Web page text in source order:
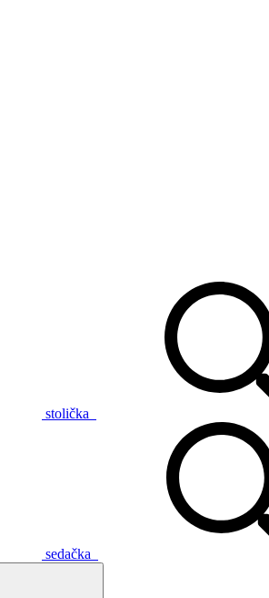
stolička
sedačka